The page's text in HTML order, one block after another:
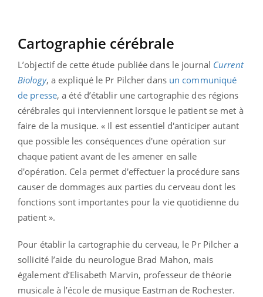
Cartographie cérébrale
L’objectif de cette étude publiée dans le journal Current
Biology, a expliqué le Pr Pilcher dans un communiqué
de presse, a été d’établir une cartographie des régions
cérébrales qui interviennent lorsque le patient se met à
faire de la musique. « Il est essentiel d'anticiper autant
que possible les conséquences d'une opération sur
chaque patient avant de les amener en salle
d'opération. Cela permet d'effectuer la procédure sans
causer de dommages aux parties du cerveau dont les
fonctions sont importantes pour la vie quotidienne du
patient ».
Pour établir la cartographie du cerveau, le Pr Pilcher a
sollicité l’aide du neurologue Brad Mahon, mais
également d’Elisabeth Marvin, professeur de théorie
musicale à l’école de musique Eastman de Rochester.